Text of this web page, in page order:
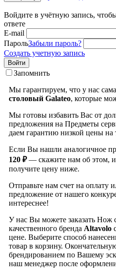
Войдите в учётную запись,
ответе
E-mail
ПарольЗабыли пароль?
Создать учетную запись
Войти
Запомнить
Мы гарантируем, что у нас
столовый Galateo, которые
Мы готовы избавить Вас от
предложения на Предметы
даем гарантию низкой цены на
Если Вы нашли аналогичное
120 ₽— скажите нам об этом, и
получите цену ниже.
Отправьте нам счет на оплату
предложение от нашего
интереснее!
У нас Вы можете заказать Нож
качественного бренда Altavolo
цене. Выберите способ
товар в корзину.
брендированием по Вашему
наш менеджер после